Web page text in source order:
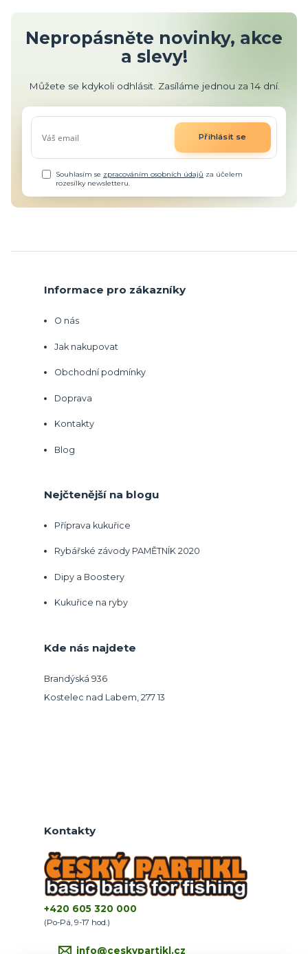
Nepropásněte novinky, akce
a slevy!
Můžete se kdykoli odhlásit. Zasíláme jednou za 14 dní.
Přihlásit se
Souhlasím se zpracováním osobních údajů za účelem
rozesílky newsletteru.
Informace pro zákazníky
O nás
Jak nakupovat
Obchodní podmínky
Doprava
Kontakty
Blog
Nejčtenější na blogu
Příprava kukuřice
Rybářské závody PAMĚTNÍK 2020
Dipy a Boostery
Kukuřice na ryby
Kde nás najdete
Brandýská 936
Kostelec nad Labem, 277 13
Kontakty
+420 605 320 000
(Po-Pá, 9-17 hod.)
info@ceskypartikl.cz